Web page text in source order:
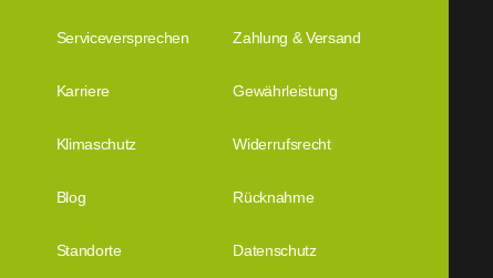
Serviceversprechen Zahlung & Versand
Karriere Gewährleistung
Klimaschutz Widerrufsrecht
Blog Rücknahme
Standorte Datenschutz